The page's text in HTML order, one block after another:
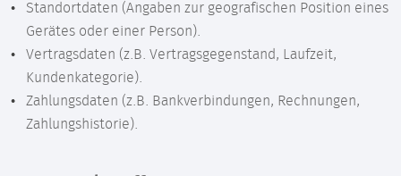
Standortdaten (Angaben zur geografischen Position eines
Gerätes oder einer Person).
Vertragsdaten (z.B. Vertragsgegenstand, Laufzeit,
Kundenkategorie).
Zahlungsdaten (z.B. Bankverbindungen, Rechnungen,
Zahlungshistorie).